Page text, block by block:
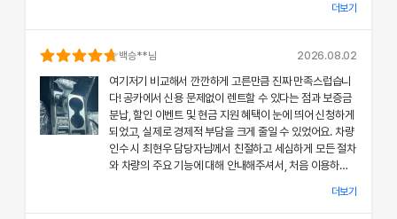
차량 인수 시 장민혁 담당자님께서 친절하고 꼼꼼하게 신차
의 상태와 각종 기능에 대해 설명해주셔서, 처음 이용하는
분들도 부담 없이 서비스를 체험할 수 있었어요.
공카의 본부 직거래 시스템으로 중간 마진 없이 합리적인
렌트료를 제공받았고, 즉시 출고되는 신차 덕분에 긴급 상
황에서도 차질 없이 차량을 이용할 수 있었던 점이 특히 인
상 깊었어요.
쏘나타의 세련된 디자인과 최신 편의 기능, 그리고 안전 장
치에 대한 세심한 관리가 직접 눈으로 확인되면서 전체적인
더보기
백승**님 2026.08.02
여기저기 비교해서 깐깐하게 고른만큼 진짜 만족스럽습니
다! 공카에서 신용 문제없이 렌트할 수 있다는 점과 보증금
분납, 할인 이벤트 및 현금 지원 혜택이 눈에 띄어 신청하게
되었고, 실제로 경제적 부담을 크게 줄일 수 있었어요. 차량
인수 시 최현우 담당자님께서 친절하고 세심하게 모든 절차
와 차량의 주요 기능에 대해 안내해주셔서, 처음 이용하는
공카의 본부 직거래 시스템 덕분에 렌트료가 매우 합리적으
더보기